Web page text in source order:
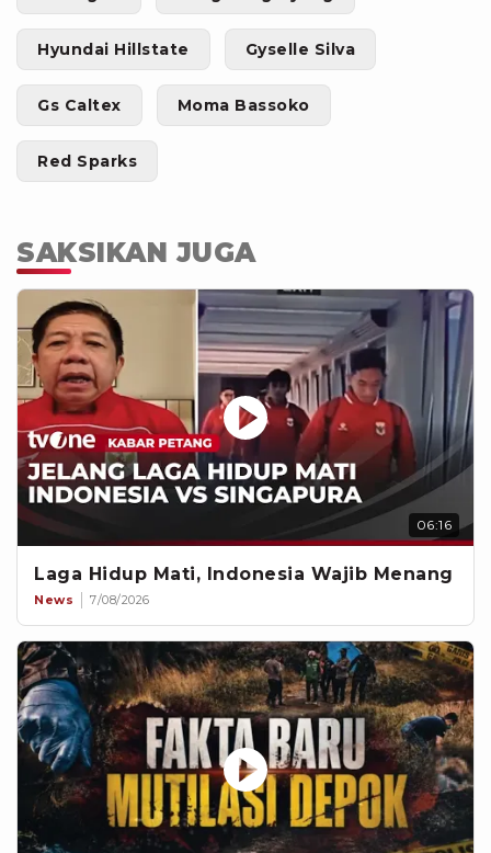
Hyundai Hillstate Gyselle Silva
Gs Caltex Moma Bassoko
Red Sparks
SAKSIKAN JUGA
06:16
Laga Hidup Mati, Indonesia Wajib Menang
News 7/08/2026